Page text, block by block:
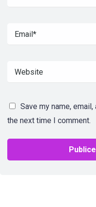
Save my name,
the next time I comment.